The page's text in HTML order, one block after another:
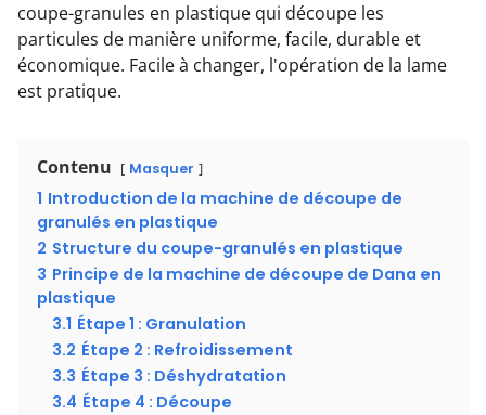
coupe-granules en plastique qui découpe les
particules de manière uniforme, facile, durable et
économique. Facile à changer, l'opération de la lame
est pratique.
Contenu Masquer
1 Introduction de la machine de découpe de
granulés en plastique
2 Structure du coupe-granulés en plastique
3 Principe de la machine de découpe de Dana en
plastique
3.1 Étape 1 : Granulation
3.2 Étape 2 : Refroidissement
3.3 Étape 3 : Déshydratation
3.4 Étape 4 : Découpe